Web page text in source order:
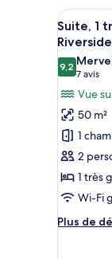
piscine,
en
bord
de
piscine
(2
Queens
chambre
Chambre
Standard,
2
grands
lits,
vue
piscine,
en
bord
de
piscine
Queens
Poolside)
Afficher
toutes
les
photos
pour
ce
type
de
Suite,
1
très
5
Suite, 1
9,29,2 sur 10
7 avis
(7 avis)
Vue
50 m²
1
2
1 très
Wi-Fi
Plus de
Plus